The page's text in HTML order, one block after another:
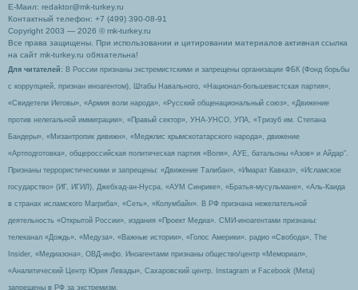
Е-Маил: redaktor@mk-turkey.ru
Контактный телефон: +7 (499) 390-08-91
Copyright 2003 — 2026 © mk-turkey.ru
Все права защищены. При использовании и цитировании материалов активная ссылка
на сайт mk-turkey.ru обязательна!
Для читателей : В России признаны экстремистскими и запрещены организации ФБК (Фонд борьбы
с коррупцией, признан иноагентом), Штабы Навального, «Национал-большевистская партия»,
«Свидетели Иеговы», «Армия воли народа», «Русский общенациональный союз», «Движение
против нелегальной иммиграции», «Правый сектор», УНА-УНСО, УПА, «Тризуб им. Степана
Бандеры», «Мизантропик дивижн», «Меджлис крымскотатарского народа», движение
«Артподготовка», общероссийская политическая партия «Воля», АУЕ, батальоны «Азов» и Айдар″.
Признаны террористическими и запрещены: «Движение Талибан», «Имарат Кавказ», «Исламское
государство» (ИГ, ИГИЛ), Джебхад-ан-Нусра, «АУМ Синрике», «Братья-мусульмане», «Аль-Каида
в странах исламского Магриба», «Сеть», «Колумбайн». В РФ признана нежелательной
деятельность «Открытой России», издания «Проект Медиа». СМИ-иноагентами признаны:
телеканал «Дождь», «Медуза», «Важные истории», «Голос Америки», радио «Свобода», The
Insider, «Медиазона», ОВД-инфо. Иноагентами признаны общество/центр «Мемориал»,
«Аналитический Центр Юрия Левады», Сахаровский центр. Instagram и Facebook (Metа)
запрещены в РФ за экстремизм.